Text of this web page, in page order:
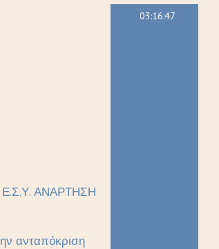
ΑΝΑΡΤΗΣΗ
ανταπόκριση
03:16:48